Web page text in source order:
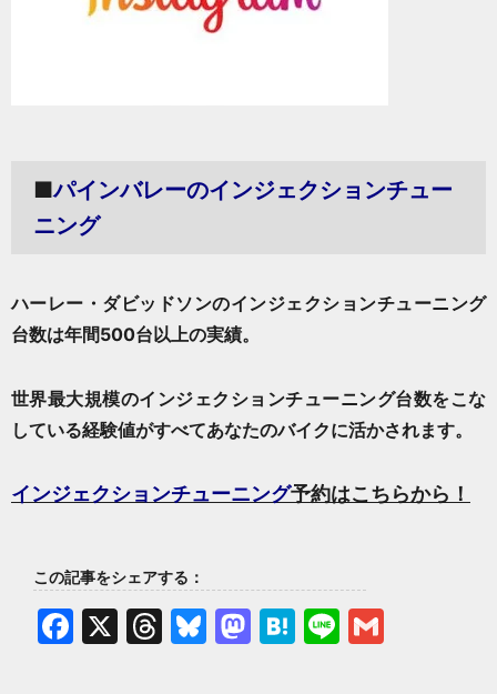
■パインバレーのインジェクションチュー
ニング
ハーレー・ダビッドソンのインジェクションチューニング
台数は年間500台以上の実績。
世界最大規模のインジェクションチューニング台数をこな
している経験値がすべてあなたのバイクに活かされます。
インジェクションチューニング予約はこちらから！
この記事をシェアする：
Facebook
X Threads
Bluesky
Mastodon
Hatena
Line